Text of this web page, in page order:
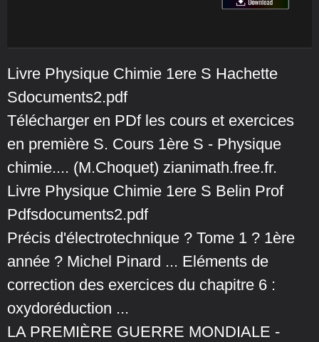
Livre Physique Chimie 1ere S Hachette
Sdocuments2.pdf
Télécharger en PDf les cours et exercices
en première S. Cours 1ère S - Physique
chimie.... (M.Choquet) zianimath.free.fr.
Livre Physique Chimie 1ere S Belin Prof
Pdfsdocuments2.pdf
Précis d'électrotechnique ? Tome 1 ? 1ère
année ? Michel Pinard ... Eléments de
correction des exercices du chapitre 6 :
oxydoréduction ...
LA PREMIÈRE GUERRE MONDIALE -